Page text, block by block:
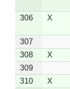
306 X
307
308
X
309
310
X